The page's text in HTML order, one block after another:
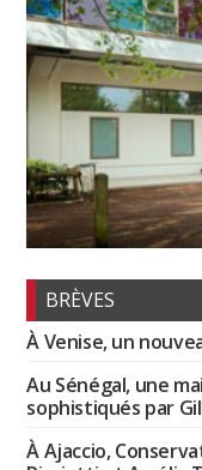
BRÈVES
À Venise, un
Au Sénégal, une
sophistiqués par
À Ajaccio,